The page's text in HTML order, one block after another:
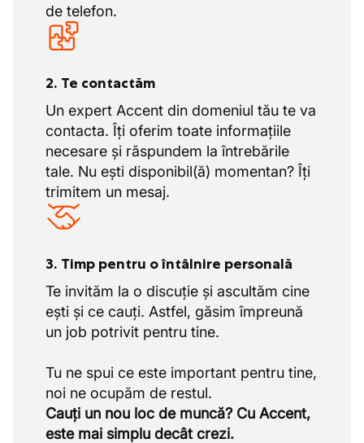
de telefon.
2. Te contactăm
Un expert Accent din domeniul tău te va
contacta. Îți oferim toate informațiile
necesare și răspundem la întrebările
tale. Nu ești disponibil(ă) momentan? Îți
trimitem un mesaj.
3. Timp pentru o întâlnire personală
Te invităm la o discuție și ascultăm cine
ești și ce cauți. Astfel, găsim împreună
un job potrivit pentru tine.
Tu ne spui ce este important pentru tine,
Cauți un nou loc de muncă? Cu Accent,
este mai simplu decât crezi.